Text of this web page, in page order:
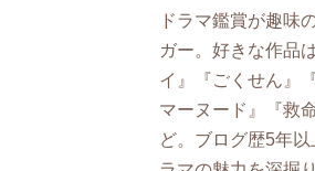
ドラマ鑑賞が趣味
ガー。​好きな作品
イ』『ごくせん』
マーヌード』『救
ど。ブログ歴​5年